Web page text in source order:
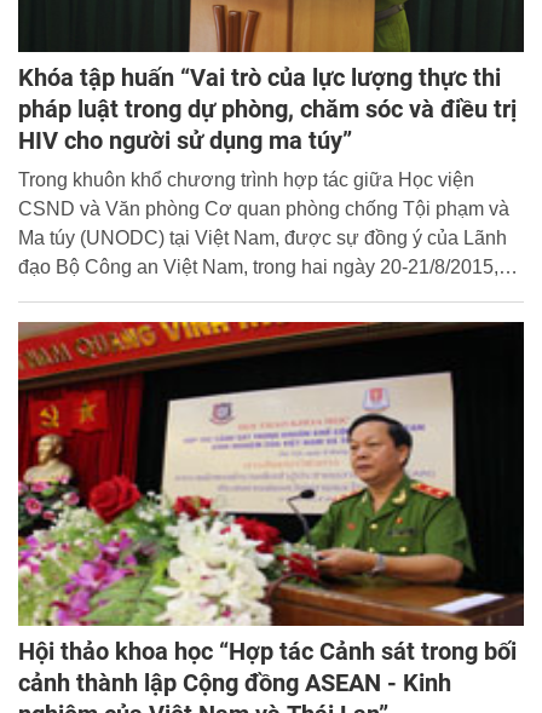
Khóa tập huấn “Vai trò của lực lượng thực thi
pháp luật trong dự phòng, chăm sóc và điều trị
HIV cho người sử dụng ma túy”
Trong khuôn khổ chương trình hợp tác giữa Học viện
CSND và Văn phòng Cơ quan phòng chống Tội phạm và
Ma túy (UNODC) tại Việt Nam, được sự đồng ý của Lãnh
đạo Bộ Công an Việt Nam, trong hai ngày 20-21/8/2015,
Nam đã tổ chức thành công khóa tập huấn “Vai trò của lực
lượng thực thi pháp luật trong dự phòng, chăm sóc và điều
trị HIV cho người sử dụng ma túy” tại Đồ Sơn - Hải Phòng.
Hội thảo khoa học “Hợp tác Cảnh sát trong bối
cảnh thành lập Cộng đồng ASEAN - Kinh